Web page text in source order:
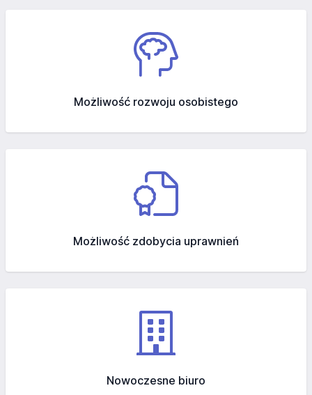
Możliwość rozwoju osobistego
Możliwość zdobycia uprawnień
Nowoczesne biuro